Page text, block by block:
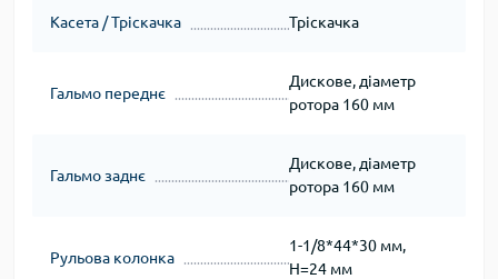
Касета / Тріскачка Тріскачка
Гальмо переднє
Дискове, діаметр
ротора 160 мм
Гальмо заднє
Дискове, діаметр
ротора 160 мм
Рульова колонка
1-1/8*44*30 мм,
H=24 мм